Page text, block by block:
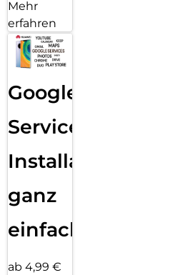
Mehr
erfahren
Google
Services
Installation
ganz
einfach
ab 4,99 €